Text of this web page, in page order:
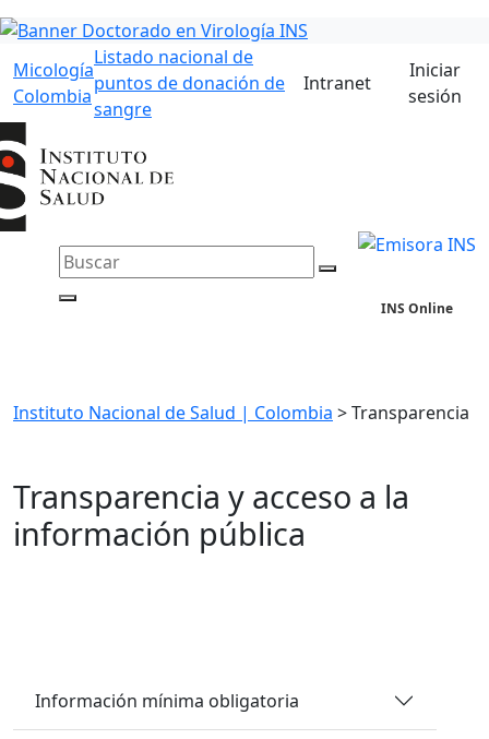
Micología
Colombia
Listado nacional de
puntos de donación de
sangre
Intranet
Iniciar
sesión
INS Online
Instituto Nacional de Salud | Colombia >Transparencia
Transparencia y acceso a la
información pública
​Información mínima obligatoria